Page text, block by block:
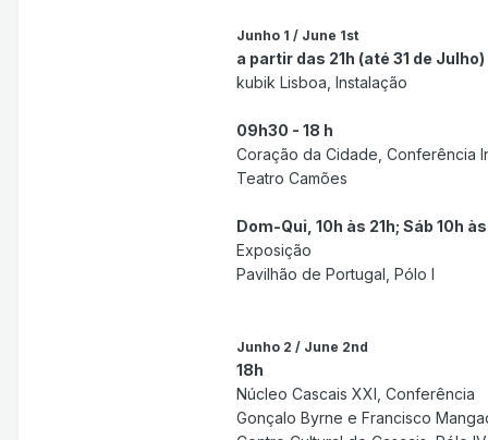
Junho 1 / June 1st
a partir das 21h (até 31 de Julho)
kubik Lisboa, Instalação
09h30 - 18 h
Coração da Cidade, Conferência
Teatro Camões
Dom-Qui, 10h às 21h; Sáb 10h
Exposição
Pavilhão de Portugal, Pólo I
Junho 2 / June 2nd
18h
Núcleo Cascais XXI, Conferência
Gonçalo Byrne e Francisco